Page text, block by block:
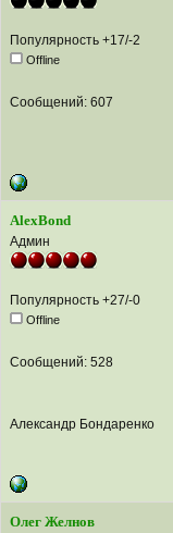
Популярность +17/-2
Offline
Сообщений: 607
AlexBond
Админ
Популярность +27/-0
Offline
Сообщений: 528
Александр Бондаренко
Олег Желнов